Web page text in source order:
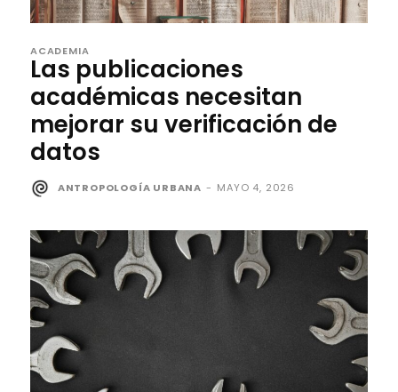
ACADEMIA
Las publicaciones
académicas necesitan
mejorar su verificación de
datos
ANTROPOLOGÍA URBANA - MAYO 4, 2026